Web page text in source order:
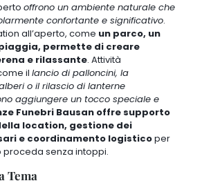
offrono un ambiente naturale che
confortante e significativo.
all’aperto, come un parco, un
permette di creare
e rilassante. Attività
il lancio di palloncini, la
o il rilascio di lanterne
aggiungere un tocco speciale e
Funebri Bausan offre supporto
location, gestione dei
e coordinamento logisticoper
senza intoppi.
Tema